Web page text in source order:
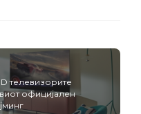
телевизорите
официјален